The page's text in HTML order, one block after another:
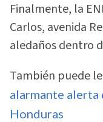
Finalmente, la
Carlos, avenida
aledaños dentro
También puede
alarmante alerta
Honduras